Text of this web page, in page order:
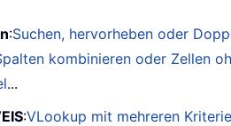
:Suchen, hervorheben oder
kombinieren oder Zellen
...
:VLookup mit mehreren